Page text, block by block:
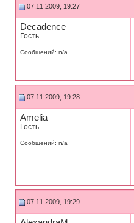
07.11.2009, 19:27
Decadence
Гость
Сообщений: n/a
07.11.2009, 19:28
Amelia
Гость
Сообщений: n/a
07.11.2009, 19:29